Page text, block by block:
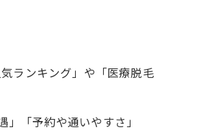
ランキング」や「医療脱毛
「予約や通いやすさ」